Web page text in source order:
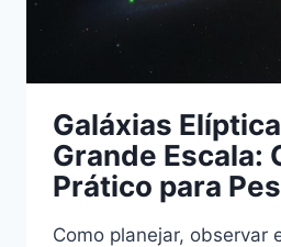
Galáxias
Grande Escala:
Prático para
Como planejar, observar